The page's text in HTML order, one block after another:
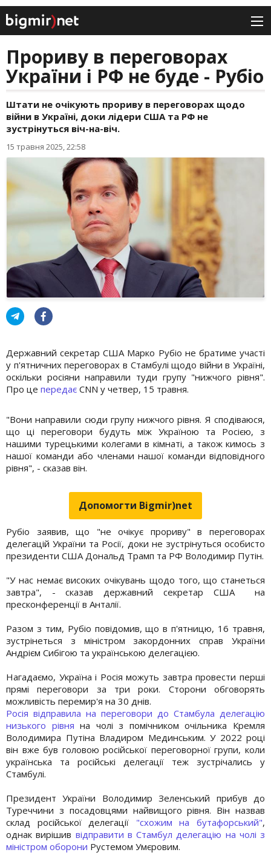
Прориву в переговорах
України і РФ не буде - Рубіо
Штати не очікують прориву в переговорах щодо
війни в Україні, доки лідери США та РФ не
зустрінуться віч-на-віч.
15 травня 2025, 22:58
Державний секретар США Марко Рубіо не братиме участі
у п'ятничних переговорах в Стамбулі щодо війни в Україні,
оскільки росіяни направили туди групу "нижчого рівня".
Про це передає CNN у четвер, 15 травня.
"Вони направили сюди групу нижчого рівня. Я сподіваюся,
що ці переговори будуть між Україною та Росією, з
нашими турецькими колегами в кімнаті, а також кимось з
нашої команди або членами нашої команди відповідного
рівня", - сказав він.
Допомогти Bigmir)net
Рубіо заявив, що "не очікує прориву" в переговорах
делегацій України та Росії, доки не зустрінуться особисто
президенти США Дональд Трамп та РФ Володимир Путін.
"У нас немає високих очікувань щодо того, що станеться
завтра", - сказав державний секретар США на
пресконференції в Анталії.
Разом з тим, Рубіо повідомив, що в п'ятницю, 16 травня,
зустрінеться з міністром закордонних справ України
Андрієм Сибігою та українською делегацією.
Нагадаємо, Україна і Росія можуть завтра провести перші
прямі переговори за три роки. Сторони обговорять
можливість перемир'я на 30 днів.
Росія відправила на переговори до Стамбула делегацію
низького рівня на чолі з помічником очільника Кремля
Володимира Путіна Владиром Мединським. У 2022 році
він вже був головою російської переговорної групи, коли
українська та російські делегації теж зустрічались у
Стамбулі.
Президент України Володимир Зеленський прибув до
Туреччини з посадовцями найвищого рівня. Він назвав
склад російської делегації "схожим на бутафорський",
однак вирішив відправити в Стамбул делегацію на чолі з
міністром оборони Рустемом Умєровим.